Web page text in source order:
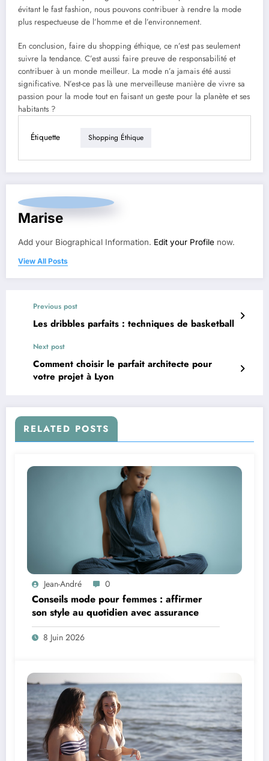
évitant le fast fashion, nous pouvons contribuer à rendre la mode
plus respectueuse de l’homme et de l’environnement.
En conclusion, faire du shopping éthique, ce n’est pas seulement
suivre la tendance. C’est aussi faire preuve de responsabilité et
contribuer à un monde meilleur. La mode n’a jamais été aussi
significative. N’est-ce pas là une merveilleuse manière de vivre sa
passion pour la mode tout en faisant un geste pour la planète et ses
habitants ?
Étiquette Shopping Éthique
Marise
Add your Biographical Information. Edit your Profile now.
View All Posts
Previous post
Les dribbles parfaits : techniques de basketball
Next post
Comment choisir le parfait architecte pour
votre projet à Lyon
RELATED POSTS
Jean-André 0
Conseils mode pour femmes : affirmer
son style au quotidien avec assurance
8 Juin 2026